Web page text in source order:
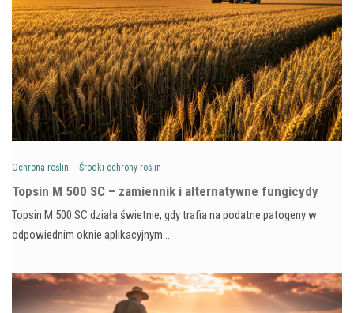
Ochrona roślin Środki ochrony roślin
Topsin M 500 SC – zamiennik i alternatywne fungicydy
Topsin M 500 SC działa świetnie, gdy trafia na podatne patogeny w
odpowiednim oknie aplikacyjnym…